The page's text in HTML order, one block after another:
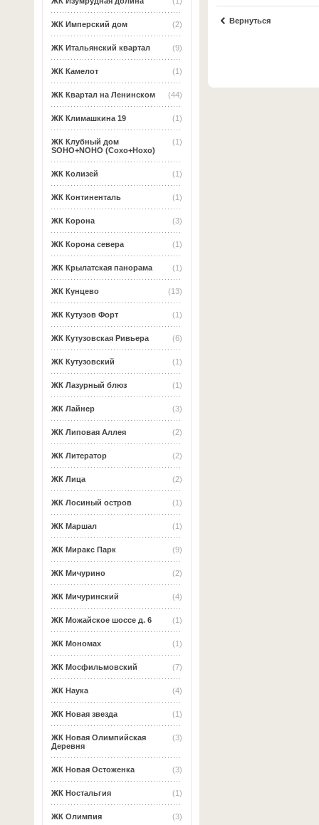
(2)
ЖК Имперский дом
(9)
ЖК Итальянский квартал
(1)
ЖК Камелот
(44)
ЖК Квартал на Ленинском
(1)
ЖК Климашкина 19
(1)
ЖК Клубный дом
SOHO+NOHO (Сохо+Нохо)
(1)
ЖК Колизей
(1)
ЖК Континенталь
(3)
ЖК Корона
(1)
ЖК Корона севера
(1)
ЖК Крылатская панорама
(13)
ЖК Кунцево
(1)
ЖК Кутузов Форт
(6)
ЖК Кутузовская Ривьера
(1)
ЖК Кутузовский
(1)
ЖК Лазурный блюз
(3)
ЖК Лайнер
(2)
ЖК Липовая Аллея
(2)
ЖК Литератор
(2)
ЖК Лица
(1)
ЖК Лосиный остров
(1)
ЖК Маршал
(9)
ЖК Миракс Парк
(2)
ЖК Мичурино
(4)
ЖК Мичуринский
(1)
ЖК Можайское шоссе д. 6
(1)
ЖК Мономах
(7)
ЖК Мосфильмовский
(4)
ЖК Наука
(1)
ЖК Новая звезда
(3)
ЖК Новая Олимпийская
Деревня
(3)
ЖК Новая Остоженка
(1)
ЖК Ностальгия
(3)
ЖК Олимпия
Вернуться